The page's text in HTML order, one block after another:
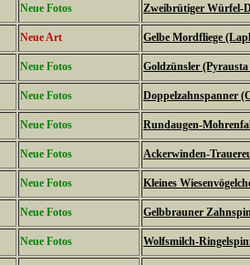
Neue Fotos Zweibrütiger Würfel-
Neue Art Gelbe Mordfliege
Neue Fotos Goldzünsler
Neue Fotos Doppelzahnspanner
Neue Fotos Rundaugen-
Neue Fotos Ackerwinden-
Neue Fotos Kleines
Neue Fotos Gelbbrauner
Neue Fotos Wolfsmilch-